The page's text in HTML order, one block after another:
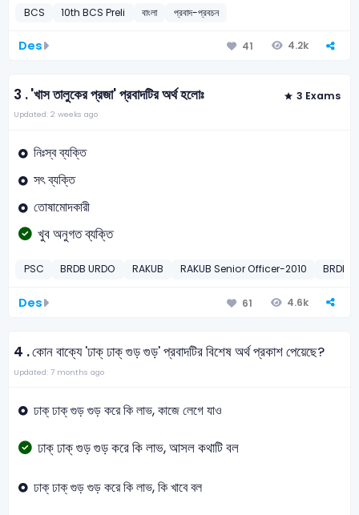
BCS 10th BCS Preli বাংলা প্রবাদ-প্রবচন
Des 41 4.2k
3 .'খাস তালুকের প্রজা' প্রবাদটির অর্থ হলোঃ 3 Exams
Updated: 2 weeks ago
নিঃস্ব ব্যক্তি
সৎ ব্যক্তি
তোষামোদকারী
খুব অনুগত ব্যক্তি
PSC BRDB URDO RAKUB RAKUB Senior Officer-2010 BRDB
Des 61 4.6k
4 .কোন বাক্যে 'ঢাক্‌ ঢাক্‌ গুড় গুড়' প্রবাদটির বিশেষ অর্থ প্রকাশ পেয়েছে?
Updated: 7 months ago
ঢাক্‌ ঢাক্‌ গুড় গুড় করে কি লাভ, কাজে লেগে যাও
ঢাক্‌ ঢাক্‌ গুড় গুড় করে কি লাভ, আসল কথাটি বল
ঢাক্‌ ঢাক্‌ গুড় গুড় করে কি লাভ, কি খাবে বল